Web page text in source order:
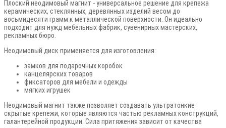
Плоский неодимовый магнит - универсальное решение для крепежа
керамических, стеклянных, деревянных изделий весом до
восьмидесяти грамм к металлической поверхности. Он идеально
подходит для нужд мебельных фабрик, сувенирных мастерских,
рекламных бюро.
Неодимовый диск применяется для изготовления:
замков для подарочных коробок
канцелярских товаров
фиксаторов для мебели и одежды
мягких игрушек
Неодимовый магнит также позволяет создавать ультратонкие
скрытые крепежи, которые являются частью рекламных конструкций,
галантерейной продукции. Сила притяжения зависит от качества